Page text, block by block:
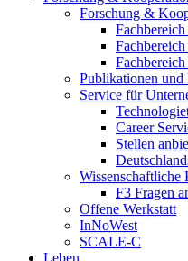
Forschung &
Publikationen und
Service für
Career
Stellen
Wissenschaftliche
F3 Fragen
Offene Werkstatt
InNoWest
SCALE-C
Leben